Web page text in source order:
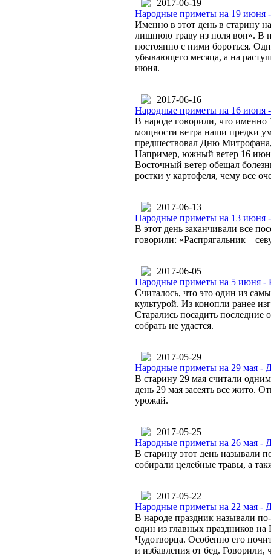
2017-06-19
Народные приметы на 19 июня
Именно в этот день в старину
лишнюю траву из поля вон». В
постоянно с ними бороться.
убывающего месяца, а на
июня.
2017-06-16
Народные приметы на 16 июня
В народе говорили, что
мощности ветра наши предки
предшествовал Дню Митрофана,
Например, южный ветер 16
Восточный ветер обещал
ростки у картофеля, чему все
2017-06-13
Народные приметы на 13 июня
В этот день заканчивали все
говорили: «Распрягальник –
2017-06-05
Народные приметы на 5 июня -
Считалось, что это один из
культурой. Из конопли ранее
Старались посадить
собрать не удастся.
2017-05-29
Народные приметы на 29 мая -
В старину 29 мая считали
день 29 мая засеять все жито.
урожай.
2017-05-25
Народные приметы на 26 мая -
В старину этот день называли
собирали целебные травы, а
2017-05-22
Народные приметы на 22 мая -
В народе праздник называли
один из главных праздников
Чудотворца. Особенно его
и избавления от бед. Говорили,